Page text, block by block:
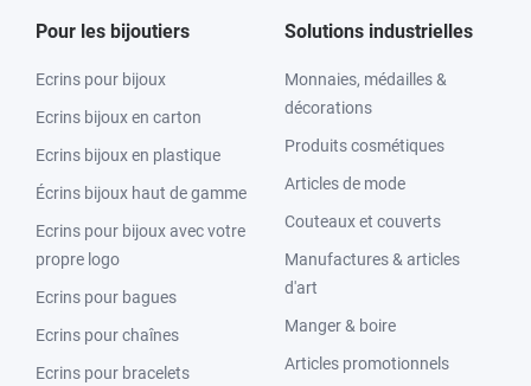
Pour les bijoutiers
Ecrins pour bijoux
Ecrins bijoux en carton
Ecrins bijoux en plastique
Écrins bijoux haut de gamme
Ecrins pour bijoux avec votre
propre logo
Ecrins pour bagues
Ecrins pour chaînes
Ecrins pour bracelets
Solutions industrielles
Monnaies, médailles &
décorations
Produits cosmétiques
Articles de mode
Couteaux et couverts
Manufactures & articles
d'art
Manger & boire
Articles promotionnels